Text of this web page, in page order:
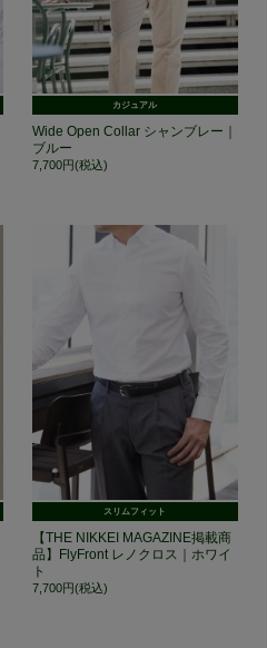
カジュアル
Wide Open Collar シャンブレー｜
ブルー
7,700円(税込)
スリムフィット
【THE NIKKEI MAGAZINE掲載商
品】FlyFront レノクロス｜ホワイ
ト
7,700円(税込)